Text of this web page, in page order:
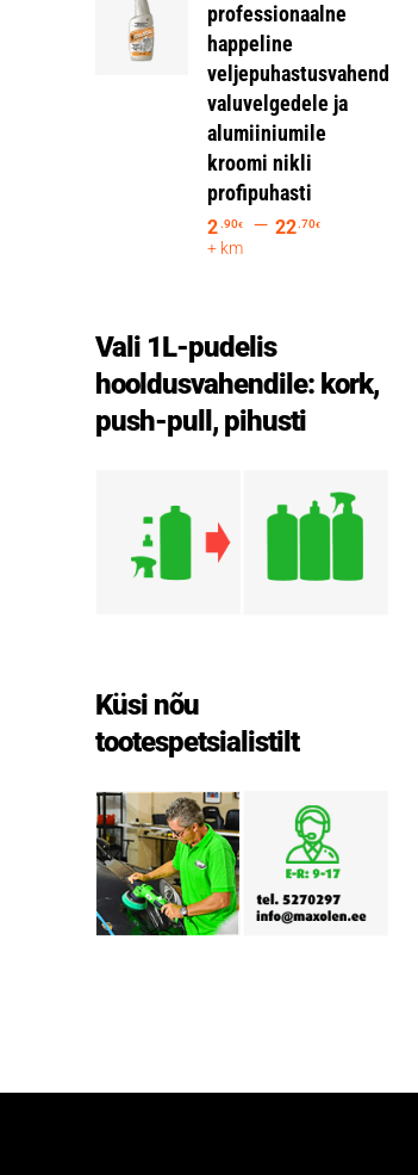
professionaalne
happeline
veljepuhastusvahend
valuvelgedele ja
alumiiniumile
kroomi nikli
profipuhasti
2.90€ – 22.70€
+ km
Vali 1L-pudelis
hooldusvahendile: kork,
push-pull, pihusti
Küsi nõu
tootespetsialistilt